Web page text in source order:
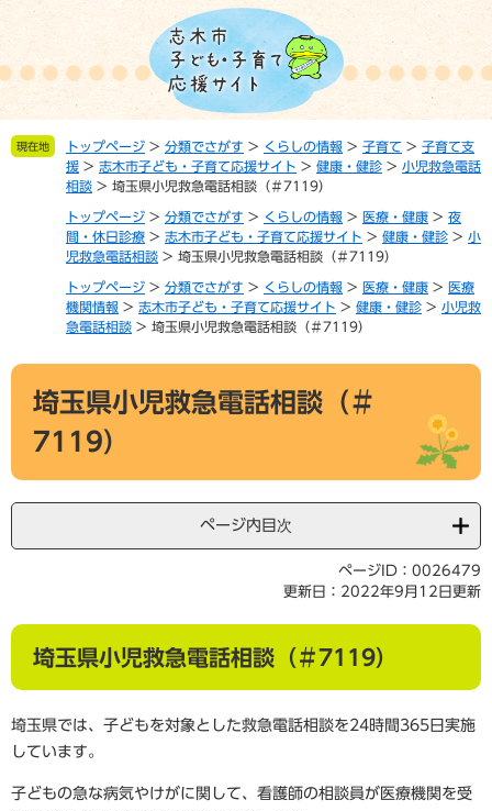
の
で
ー
ば 現在地 トップページ > 分類でさがす > くらしの情報 > 子育て > 子育て支
援 > 志木市子ども・子育て応援サイト > 健康・健診 > 小児救急電話
相談 > 埼玉県小児救急電話相談（＃7119）
トップページ > 分類でさがす > くらしの情報 > 医療・健康 > 夜
間・休日診療 > 志木市子ども・子育て応援サイト > 健康・健診 > 小
児救急電話相談 > 埼玉県小児救急電話相談（＃7119）
トップページ > 分類でさがす > くらしの情報 > 医療・健康 > 医療
機関情報 > 志木市子ども・子育て応援サイト > 健康・健診 > 小児救
急電話相談 > 埼玉県小児救急電話相談（＃7119）
本
埼玉県小児救急電話相談（＃
7119）
ページ内目次
ページID：0026479
更新日：2022年9月12日更新
埼玉県小児救急電話相談（＃7119）
埼玉県では、子どもを対象とした救急電話相談を24時間365日実施
しています。
子どもの急な病気やけがに関して、看護師の相談員が医療機関を受